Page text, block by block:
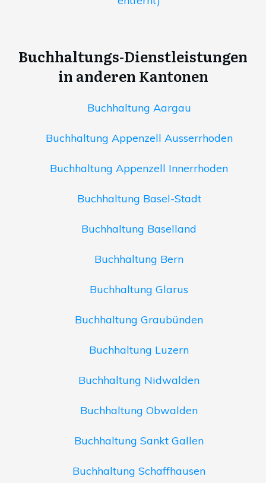
Buchhaltungs-Dienstleistungen
in anderen Kantonen
Buchhaltung Aargau
Buchhaltung Appenzell Ausserrhoden
Buchhaltung Appenzell Innerrhoden
Buchhaltung Basel-Stadt
Buchhaltung Baselland
Buchhaltung Bern
Buchhaltung Glarus
Buchhaltung Graubünden
Buchhaltung Luzern
Buchhaltung Nidwalden
Buchhaltung Obwalden
Buchhaltung Sankt Gallen
Buchhaltung Schaffhausen